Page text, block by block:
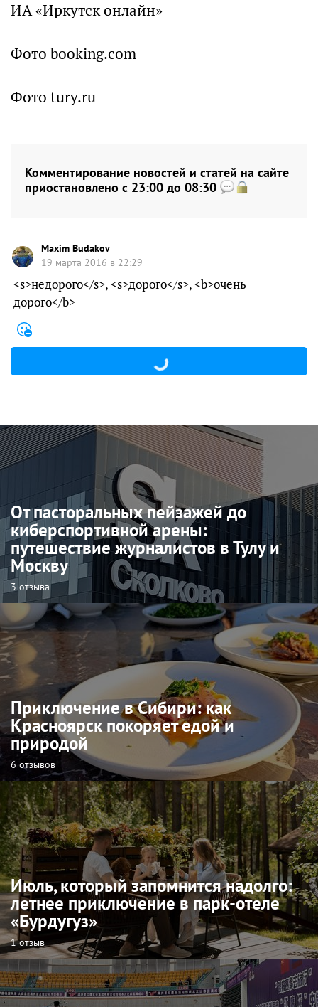
ИА «Иркутск онлайн»
Фото booking.com
Фото tury.ru
Комментирование новостей и статей на сайте
приостановлено с 23:00 до 08:30
Maxim Budakov
19 марта 2016 в 22:29
<s>недорого</s>, <s>дорого</s>, <b>очень
дорого</b>
От пасторальных пейзажей до
киберспортивной арены:
путешествие журналистов в Тулу и
Москву
3 отзыва
Приключение в Сибири: как
Красноярск покоряет едой и
природой
6 отзывов
Июль, который запомнится надолго:
летнее приключение в парк-отеле
«Бурдугуз»
1 отзыв